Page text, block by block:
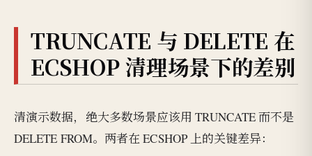
TRUNCATE 与 DELETE 在
ECSHOP 清理场景下的差别
清演示数据，绝大多数场景应该用 TRUNCATE 而不是
DELETE FROM。两者在 ECSHOP 上的关键差异：